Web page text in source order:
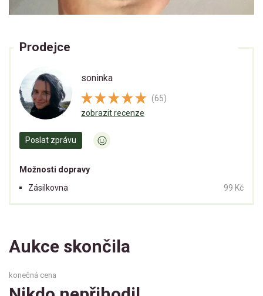
Prodejce
soninka
(65)
zobrazit recenze
Poslat zprávu
Možnosti dopravy
Zásilkovna
99 Kč
Aukce skončila
konečná cena